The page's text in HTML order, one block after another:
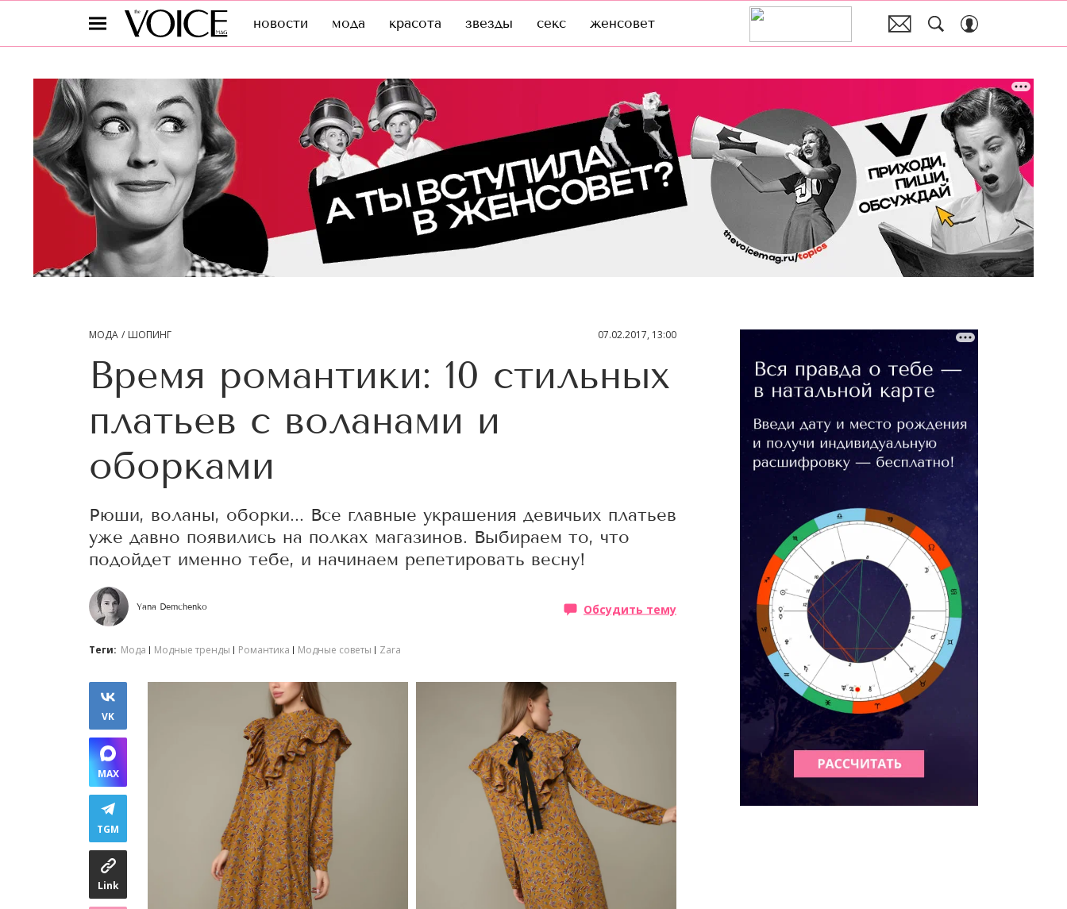
новости мода красота звезды секс женсовет
МОДА ШОПИНГ 07.02.2017, 13:00
Время романтики: 10 стильных
платьев с воланами и
оборками
Рюши, воланы, оборки... Все главные украшения девичьих платьев
уже давно появились на полках магазинов. Выбираем то, что
подойдет именно тебе, и начинаем репетировать весну!
Yana Demchenko Обсудить тему
Теги: Мода Модные тренды Романтика Модные советы Zara
VK
MAX
TGM
Link